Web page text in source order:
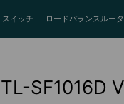
スイッチ ロードバランスルー
TL-SF1016D